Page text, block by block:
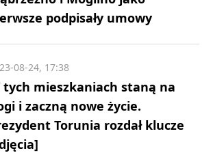
podpisały umowy
tych mieszkaniach staną na
i zaczną nowe życie.
Torunia rozdał klucze
08-24, 17:38